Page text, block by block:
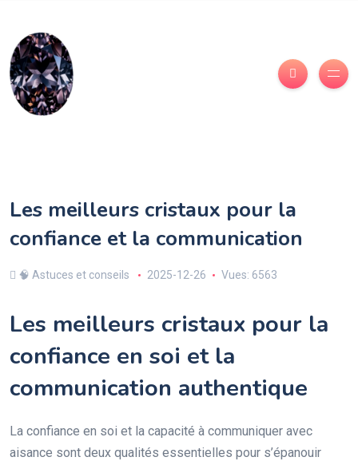
Les meilleurs cristaux pour la
confiance et la communication
🧠 Astuces et conseils 2025-12-26 Vues: 6563
Les meilleurs cristaux pour la
confiance en soi et la
communication authentique
La confiance en soi et la capacité à communiquer avec
aisance sont deux qualités essentielles pour s’épanouir